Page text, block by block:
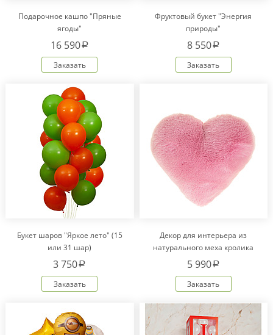
Подарочное кашпо "Пряные
ягоды"
16 590a
Заказать
Фруктовый букет "Энергия
природы"
8 550a
Заказать
Букет шаров "Яркое лето" (15
или 31 шар)
3 750a
Заказать
Декор для интерьера из
натурального меха кролика
Рекс "Сердце" IM20601
5 990a
Заказать